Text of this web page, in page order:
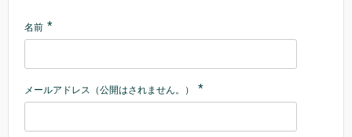
名前 *
メールアドレス（公開はされません。） *